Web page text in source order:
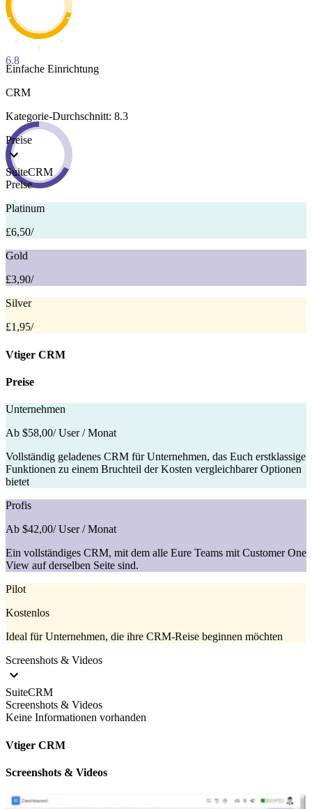
6.8
Einfache Einrichtung
CRM
Kategorie-Durchschnitt: 8.3
Preise
SuiteCRM
Preise
Platinum
£6,50/
Gold
£3,90/
Silver
£1,95/
Vtiger CRM
Preise
Unternehmen
Ab $58,00/ User / Monat
Vollständig geladenes CRM für Unternehmen, das Euch erstklassige
Funktionen zu einem Bruchteil der Kosten vergleichbarer Optionen
bietet
Profis
Ab $42,00/ User / Monat
Ein vollständiges CRM, mit dem alle Eure Teams mit Customer One
View auf derselben Seite sind.
Pilot
Kostenlos
Ideal für Unternehmen, die ihre CRM-Reise beginnen möchten
Screenshots & Videos
SuiteCRM
Screenshots & Videos
Keine Informationen vorhanden
Vtiger CRM
Screenshots & Videos